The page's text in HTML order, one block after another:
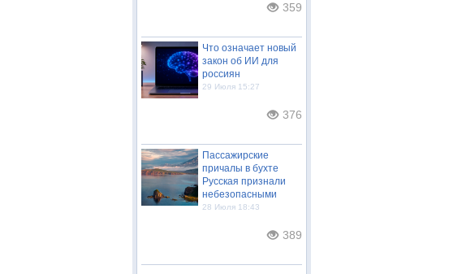
359
Что означает новый
закон об ИИ для
россиян
29 Июля 15:27
376
Пассажирские
причалы в бухте
Русская признали
небезопасными
28 Июля 18:43
389